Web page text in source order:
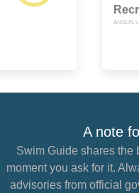
ANGLIN
A note
Swim Guide shares the
moment you ask for it.
advisories from official